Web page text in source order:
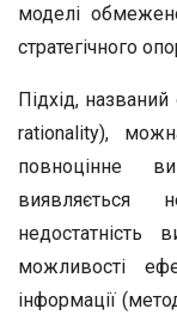
моделі
стратегічного
Підхід,
rationality),
повноцінне
виявляється
недостатність
можливості
інформації